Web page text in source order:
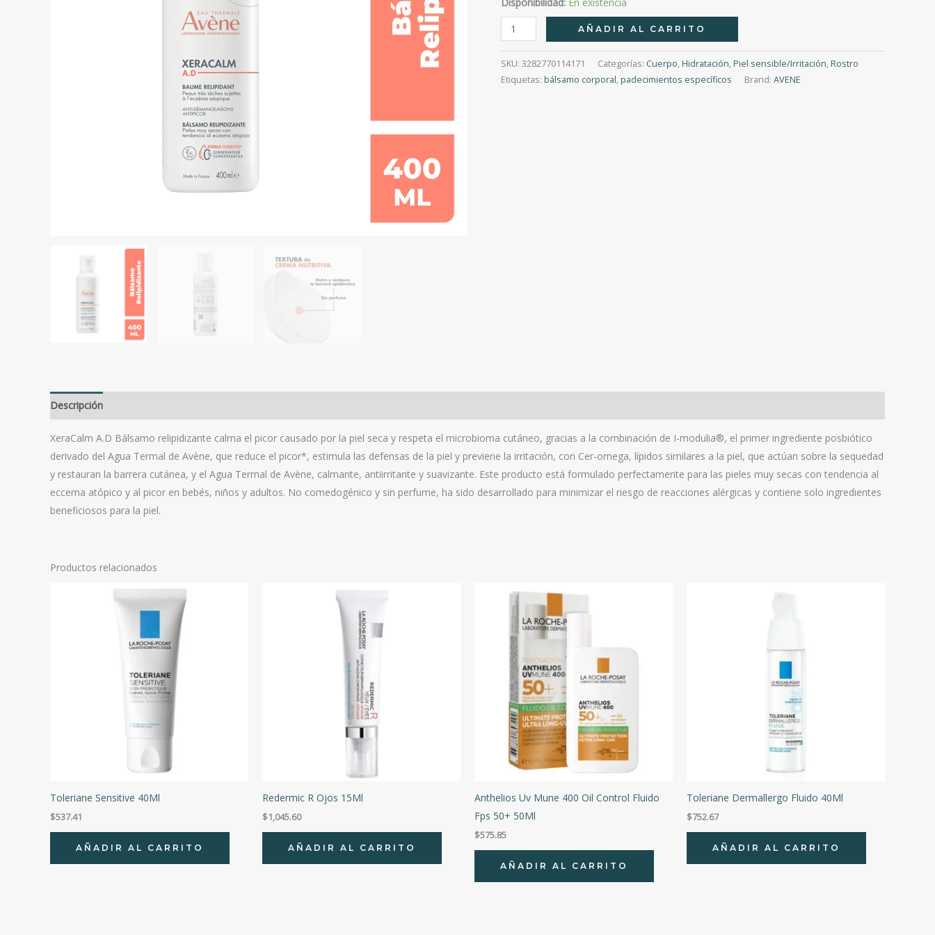
Xeracalm
A.D
Bálsamo
Relipidizante
AÑADIR AL CARRITO
SKU: 3282770114171 Categorías: Cuerpo,Hidratación,Piel sensible/Irritación,Rostro
Etiquetas: bálsamo corporal,padecimientos específicos Brand: AVENE
Descripción
XeraCalm A.D Bálsamo relipidizante calma el picor causado por la piel seca y respeta el microbioma cutáneo, gracias a la combinación de I-modulia®, el primer ingrediente posbiótico
derivado del Agua Termal de Avène, que reduce el picor*, estimula las defensas de la piel y previene la irritación, con Cer-omega, lípidos similares a la piel, que actúan sobre la sequedad
y restauran la barrera cutánea, y el Agua Termal de Avène, calmante, antiirritante y suavizante. Este producto está formulado perfectamente para las pieles muy secas con tendencia al
eccema atópico y al picor en bebés, niños y adultos. No comedogénico y sin perfume, ha sido desarrollado para minimizar el riesgo de reacciones alérgicas y contiene solo ingredientes
beneficiosos para la piel.
Productos relacionados
Toleriane Sensitive 40Ml
$537.41
AÑADIR AL CARRITO
Redermic R Ojos 15Ml
$1,045.60
AÑADIR AL CARRITO
Anthelios Uv Mune 400 Oil Control Fluido
Fps 50+ 50Ml
$575.85
AÑADIR AL CARRITO
Toleriane Dermallergo Fluido 40Ml
$752.67
AÑADIR AL CARRITO